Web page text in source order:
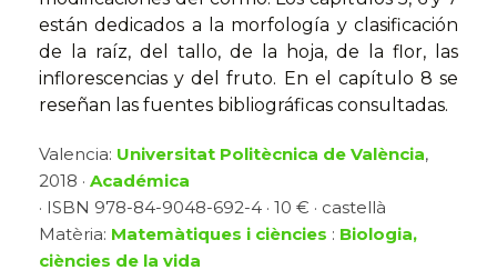
están dedicados a la morfología y clasificación
de la raíz, del tallo, de la hoja, de la flor, las
inflorescencias y del fruto. En el capítulo 8 se
reseñan las fuentes bibliográficas consultadas.
Valencia: Universitat Politècnica de València,
2018 · Académica
· ISBN 978-84-9048-692-4 · 10 € · castellà
Matèria: Matemàtiques i ciències : Biologia,
ciències de la vida